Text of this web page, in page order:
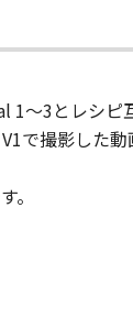
3とレシピ
で撮影し
。